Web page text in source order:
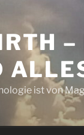
–
ist von